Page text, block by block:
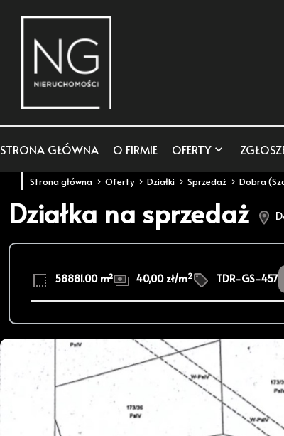
STRONA GŁÓWNA O FIRMIE OFERTY
Strona główna Oferty Działki Sprzedaż Dobra
Działka na sprzedaż
58881.00 m² 40,00 zł/m2 TDR-GS-457